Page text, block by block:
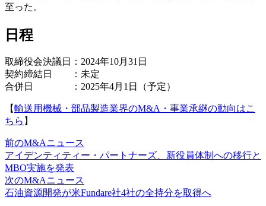
至った。
日程
取締役会決議日：2024年10月31日
契約締結日 ：未定
合併日 ：2025年4月1日（予定）
【輸送用機械・部品製造業界のM&A・事業承継の動向はこ
ちら 】
前のM&Aニュース
アイデンティティー・パートナーズ、新役員体制への移行と
MBO実施を発表
次のM&Aニュース
石油資源開発が米Fundare社4社の全持分を取得へ